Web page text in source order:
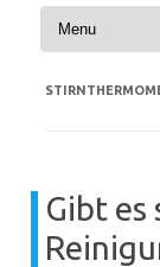
Gibt es